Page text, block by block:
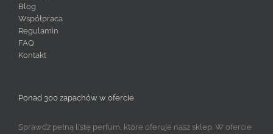
Blog
Współpraca
Regulamin
FAQ
Kontakt
Ponad 300 zapachów w ofercie
Sprawdź pełną listę perfum, które oferuje nasz sklep. W ofercie